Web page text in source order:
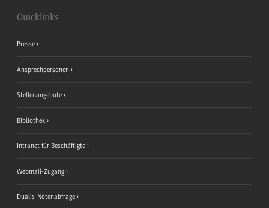
Quicklinks
Presse
Ansprechpersonen
Stellenangebote
Bibliothek
Intranet für Beschäftigte
Webmail-Zugang
Dualis-Notenabfrage